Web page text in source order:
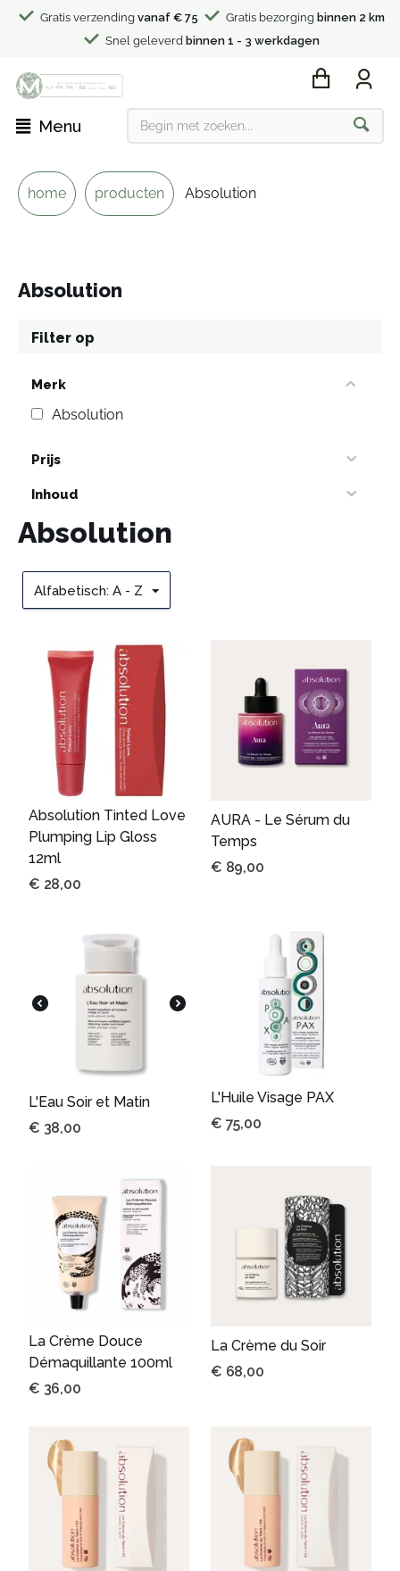
Gratis verzending vanaf € 75 Gratis bezorging binnen 2 km
Snel geleverd binnen 1 - 3 werkdagen
Menu
home producten Absolution
Absolution
Filter op
Merk
Absolution
Prijs
Inhoud
Absolution
Alfabetisch: A - Z
Absolution Tinted Love
Plumping Lip Gloss
12ml
€ 28,00
AURA - Le Sérum du
Temps
€ 89,00
L'Eau Soir et Matin
€ 38,00
L'Huile Visage PAX
€ 75,00
La Crème Douce
Démaquillante 100ml
€ 36,00
La Crème du Soir
€ 68,00